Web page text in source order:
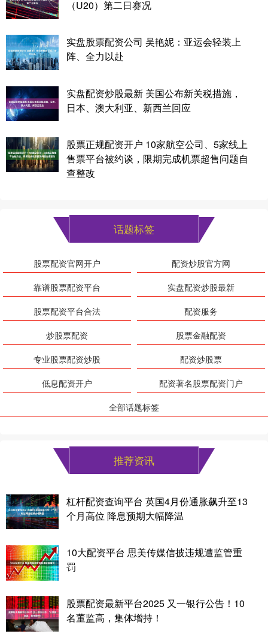
（U20）第二日赛况
实盘股票配资公司 吴艳妮：亚运会轻装上
阵、全力以赴
实盘配资炒股最新 美国公布新关税措施，
日本、澳大利亚、新西兰回应
股票正规配资开户 10家航空公司、5家线上
售票平台被约谈，限期完成机票超售问题自
查整改
话题标签
股票配资官网开户
配资炒股官方网
靠谱股票配资平台
实盘配资炒股最新
股票配资平台合法
配资服务
炒股票配资
股票金融配资
专业股票配资炒股
配资炒股票
低息配资开户
配资著名股票配资门户
全部话题标签
推荐资讯
杠杆配资查询平台 英国4月份通胀飙升至13
个月高位 降息预期大幅降温
10大配资平台 思美传媒信披违规遭监管重
罚
股票配资最新平台2025 又一银行公告！10
名董监高，集体增持！